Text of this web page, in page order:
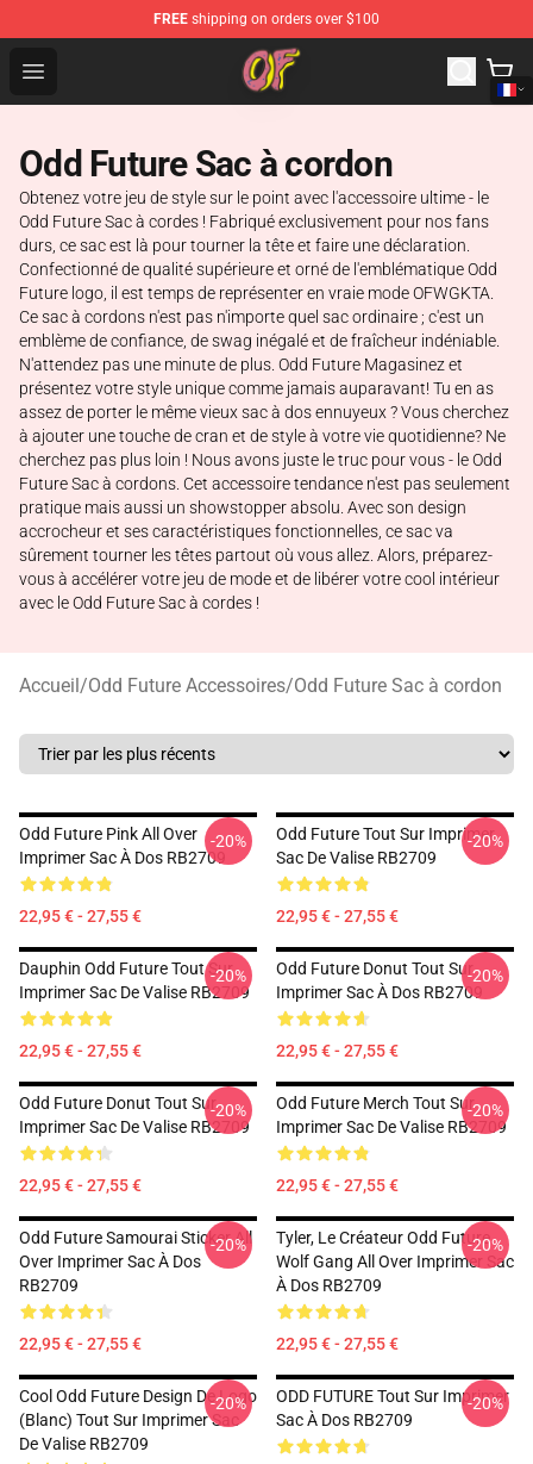
FREE shipping on orders over $100
Open menu
Odd Future Shop - Official Odd Future Merchandise Store
Odd Future Sac à cordon
Obtenez votre jeu de style sur le point avec l'accessoire ultime - le
Odd Future Sac à cordes ! Fabriqué exclusivement pour nos fans
durs, ce sac est là pour tourner la tête et faire une déclaration.
Confectionné de qualité supérieure et orné de l'emblématique Odd
Future logo, il est temps de représenter en vraie mode OFWGKTA.
Ce sac à cordons n'est pas n'importe quel sac ordinaire ; c'est un
emblème de confiance, de swag inégalé et de fraîcheur indéniable.
N'attendez pas une minute de plus. Odd Future Magasinez et
présentez votre style unique comme jamais auparavant! Tu en as
assez de porter le même vieux sac à dos ennuyeux ? Vous cherchez
à ajouter une touche de cran et de style à votre vie quotidienne? Ne
cherchez pas plus loin ! Nous avons juste le truc pour vous - le Odd
Future Sac à cordons. Cet accessoire tendance n'est pas seulement
pratique mais aussi un showstopper absolu. Avec son design
accrocheur et ses caractéristiques fonctionnelles, ce sac va
sûrement tourner les têtes partout où vous allez. Alors, préparez-
vous à accélérer votre jeu de mode et de libérer votre cool intérieur
avec le Odd Future Sac à cordes !
Accueil/Odd Future Accessoires/Odd Future Sac à cordon
Odd Future Pink All Over
Imprimer Sac À Dos RB2709
22,95 € - 27,55 €
-20%
Odd Future Tout Sur Imprimer
Sac De Valise RB2709
22,95 € - 27,55 €
-20%
Dauphin Odd Future Tout Sur
Imprimer Sac De Valise RB2709
22,95 € - 27,55 €
-20%
Odd Future Donut Tout Sur
Imprimer Sac À Dos RB2709
22,95 € - 27,55 €
-20%
Odd Future Donut Tout Sur
Imprimer Sac De Valise RB2709
22,95 € - 27,55 €
-20%
Odd Future Merch Tout Sur
Imprimer Sac De Valise RB2709
22,95 € - 27,55 €
-20%
Odd Future Samourai Sticker All
Over Imprimer Sac À Dos
RB2709
22,95 € - 27,55 €
-20%
Tyler, Le Créateur Odd Future
Wolf Gang All Over Imprimer Sac
À Dos RB2709
22,95 € - 27,55 €
-20%
Cool Odd Future Design De Logo
(blanc) Tout Sur Imprimer Sac
De Valise RB2709
-20%
ODD FUTURE Tout Sur Imprimer
Sac À Dos RB2709
-20%